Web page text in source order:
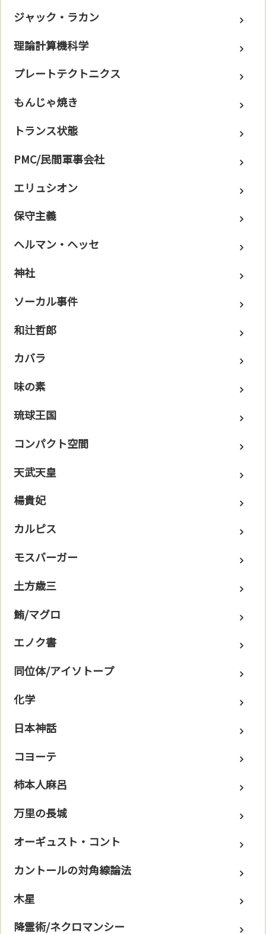
ジャック・ラカン
理論計算機科学
プレートテクトニクス
もんじゃ焼き
トランス状態
PMC/民間軍事会社
エリュシオン
保守主義
ヘルマン・ヘッセ
神社
ソーカル事件
和辻哲郎
カバラ
味の素
琉球王国
コンパクト空間
天武天皇
楊貴妃
カルピス
モスバーガー
土方歳三
鮪/マグロ
エノク書
同位体/アイソトープ
化学
日本神話
コヨーテ
柿本人麻呂
万里の長城
オーギュスト・コント
カントールの対角線論法
木星
降霊術/ネクロマンシー